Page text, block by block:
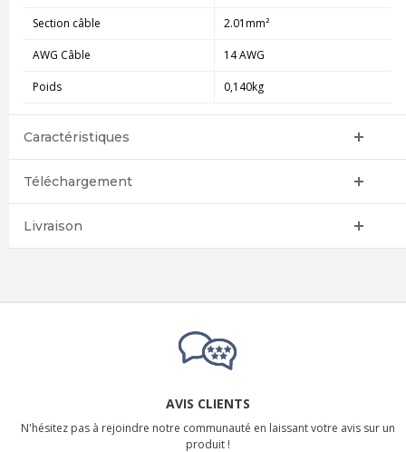
Section câble 2.01mm²
AWG Câble 14 AWG
Poids 0,140kg
Caractéristiques
Téléchargement
Livraison
AVIS CLIENTS
N'hésitez pas à rejoindre notre communauté en laissant votre avis sur un
produit !